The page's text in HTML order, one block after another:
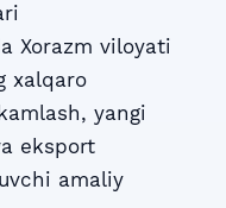
Xorazm viloyati
xalqaro
yangi
eksport
amaliy